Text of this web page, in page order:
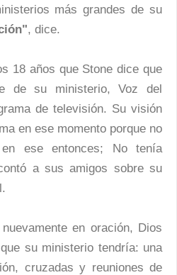
más grandes de su
, dice.
18 años que Stone dice que
de su ministerio, Voz del
de televisión. Su visión
en ese momento porque no
ese entonces; No tenía
a sus amigos sobre su
en oración, Dios
su ministerio tendría: una
cruzadas y reuniones de